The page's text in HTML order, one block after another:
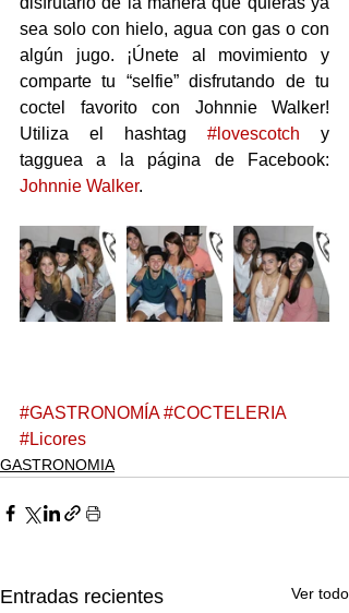
sea solo con hielo, agua con gas o con
algún jugo. ¡Únete al movimiento y
comparte tu “selfie” disfrutando de tu
coctel favorito con Johnnie Walker!
Utiliza el hashtag #lovescotch y
Johnnie Walker.
#GASTRONOMÍA #COCTELERIA
#Licores
GASTRONOMIA
Entradas recientes Ver todo